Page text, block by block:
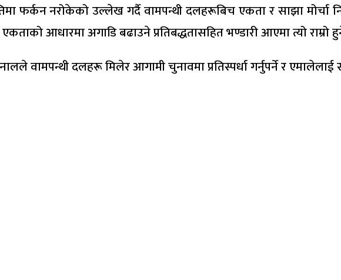
फर्कन नरोकेको उल्लेख गर्दै वामपन्थी दलहरूबिच एकता र साझा मोर्चा
आधारमा अगाडि बढाउने प्रतिबद्धतासहित भण्डारी आएमा त्यो राम्रो
वामपन्थी दलहरू मिलेर आगामी चुनावमा प्रतिस्पर्धा गर्नुपर्ने र